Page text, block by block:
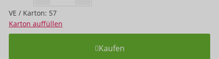
VE / Karton: 57
Karton auffüllen
Kaufen